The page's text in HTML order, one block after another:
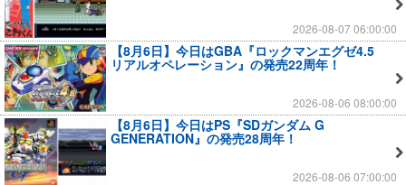
2026-08-07 06:00:00
【8月6日】今日はGBA『ロックマンエグゼ4.5
リアルオペレーション』の発売22周年！
2026-08-06 08:00:00
【8月6日】今日はPS『SDガンダム G
GENERATION』の発売28周年！
2026-08-06 07:00:00